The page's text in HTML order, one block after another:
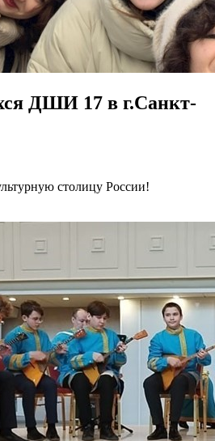
ДШИ 17 в г.Санкт-
столицу России!